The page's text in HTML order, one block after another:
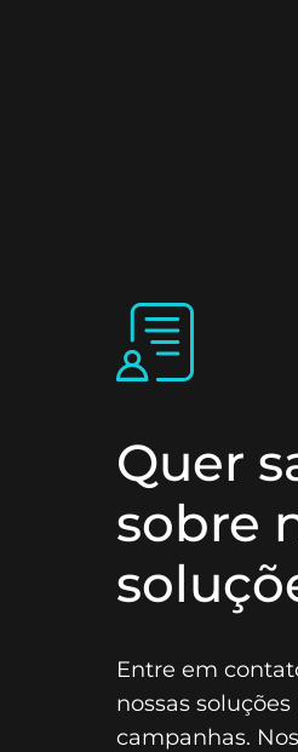
Quer
sobre
Entre em
nossas
campanhas.